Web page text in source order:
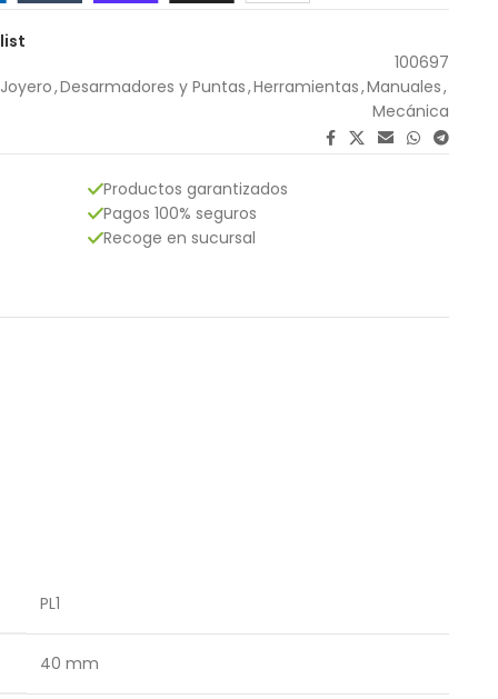
100697
,Desarmadores y Puntas,Herramientas,Manuales,
Mecánica
Productos garantizados
Pagos 100% seguros
Recoge en sucursal
PL1
40 mm